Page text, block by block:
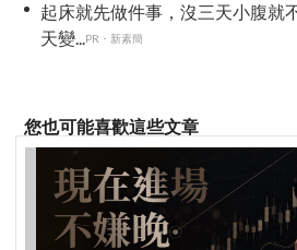
起床就先做件事，沒三天小腹就
天變...PR・新素簡
您也可能喜歡這些文章